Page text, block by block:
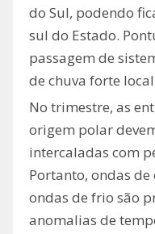
do Sul, podendo
sul do Estado.
passagem de
de chuva forte
No trimestre, as
origem polar
intercaladas com
Portanto, ondas
ondas de frio são
anomalias de